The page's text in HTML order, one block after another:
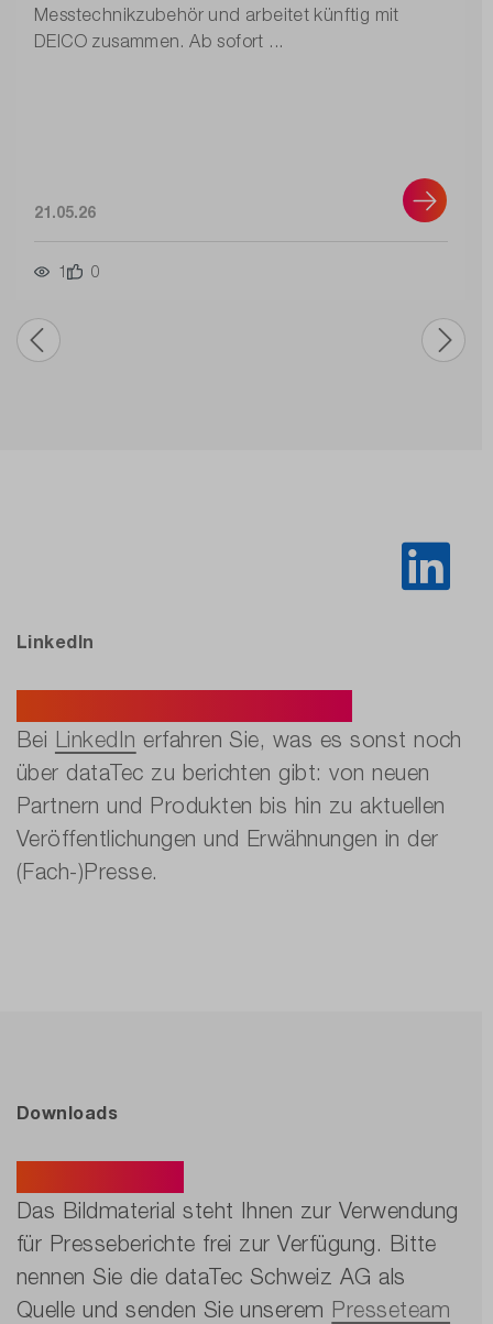
Messtechnikzubehör und arbeitet künftig mit
DEICO zusammen. Ab sofort ...
21.05.26
1 0
LinkedIn
Bei LinkedIn erfahren Sie, was es sonst noch
über dataTec zu berichten gibt: von neuen
Partnern und Produkten bis hin zu aktuellen
Veröffentlichungen und Erwähnungen in der
(Fach-)Presse.
Downloads
Das Bildmaterial steht Ihnen zur Verwendung
für Presseberichte frei zur Verfügung. Bitte
nennen Sie die dataTec Schweiz AG als
Quelle und senden Sie unserem Presseteam